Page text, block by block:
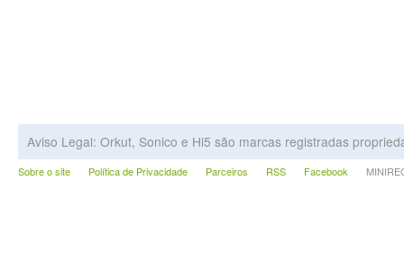
Aviso Legal: Orkut, Sonico e Hi5 são marcas registradas
Sobre o site Política de Privacidade Parceiros RSS Facebook